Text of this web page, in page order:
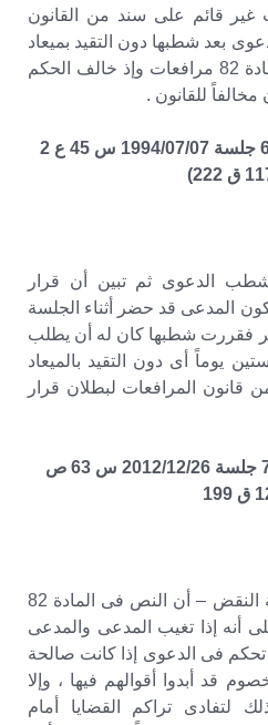
غير قائم على سند من القانون
بعد شطبها دون التقيد بميعاد
الستين يوما المشار إليه بالمادة 82 مرافعات وإذ خالف الحكم
للقانون .
(الطعن رقم 7866 لسنة 63 جلسة 1994/07/07 س 45 ع 2
الدعوى ثم تبين أن قرار
المدعى قد حضر أثناء الجلسة
فقررت شطبها كان له أن يطلب
يوماً أى دون التقيد بالميعاد
عليه بالمادة 82 من قانون المرافعات لبطلان قرار
الطعن رقم 3059 لسنة 71 جلسة 2012/12/26 س 63 ص
((المقرر – فى قضاء محكمة النقض – أن النص فى المادة 82
أنه إذا تغيب المدعى والمدعى
فى الدعوى إذا كانت صالحة
قد أبدوا أقوالهم فيها ، وإلا
لتفادى تراكم القضايا أمام